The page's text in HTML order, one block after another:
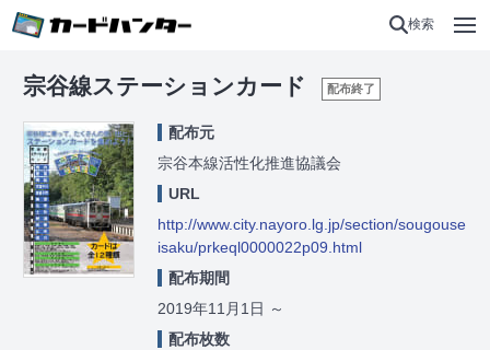
検索
宗谷線ステーションカード 配布終了
配布元
宗谷本線活性化推進協議会
URL
http://www.city.nayoro.lg.jp/section/sougouse
isaku/prkeql0000022p09.html
配布期間
2019年11月1日 ～
配布枚数